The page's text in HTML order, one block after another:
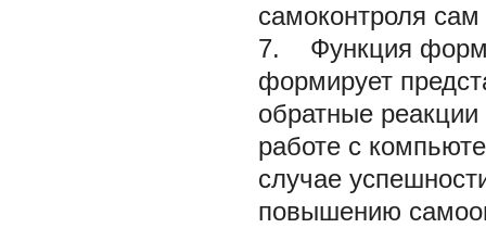
самоконтроля
7. Функция
формирует
обратные
работе с
случае
повышению